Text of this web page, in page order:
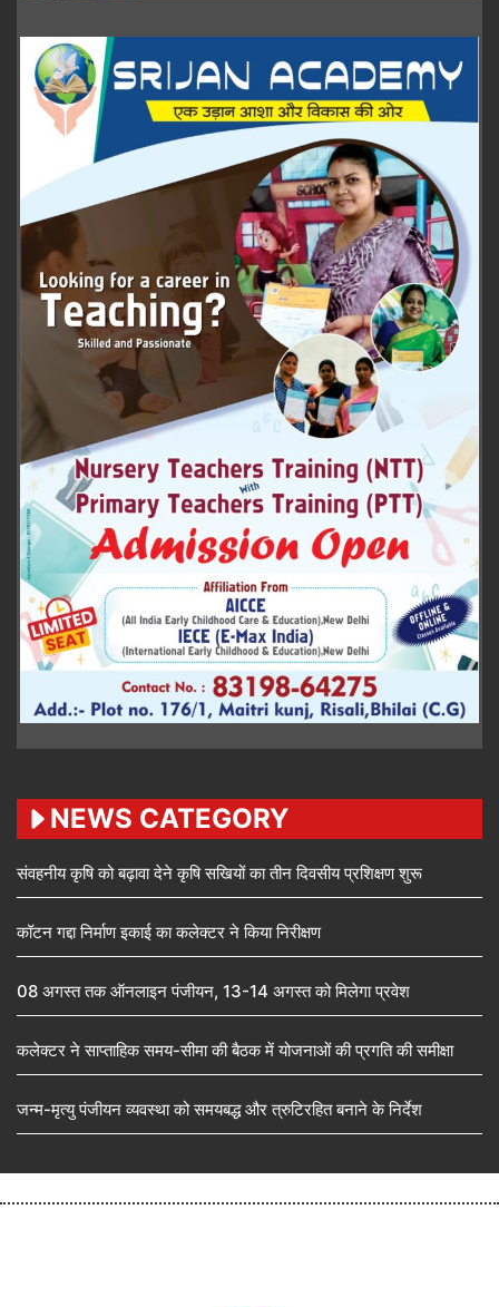
NEWS CATEGORY
संवहनीय कृषि को बढ़ावा देने कृषि सखियों का तीन दिवसीय प्रशिक्षण शुरू
कॉटन गद्दा निर्माण इकाई का कलेक्टर ने किया निरीक्षण
08 अगस्त तक ऑनलाइन पंजीयन, 13-14 अगस्त को मिलेगा प्रवेश
कलेक्टर ने साप्ताहिक समय-सीमा की बैठक में योजनाओं की प्रगति की समीक्षा
जन्म-मृत्यु पंजीयन व्यवस्था को समयबद्ध और त्रुटिरहित बनाने के निर्देश